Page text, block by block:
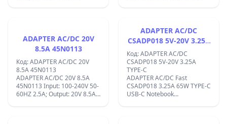
ADAPTER AC/DC 20V
8.5A 45N0113
Код: ADAPTER AC/DC 20V
8.5A 45N0113
ADAPTER AC/DC 20V 8.5A
45N0113 Input: 100-240V 50-
60HZ 2.5A; Output: 20V 8.5A
ADAPTER AC/DC
CSADP018 5V-20V 3.25A
TYPE-C
Код: ADAPTER AC/DC
CSADP018 5V-20V 3.25A
TYPE-C
ADAPTER AC/DC Fast
CSADP018 3.25A 65W TYPE-C
USB-C Notebook